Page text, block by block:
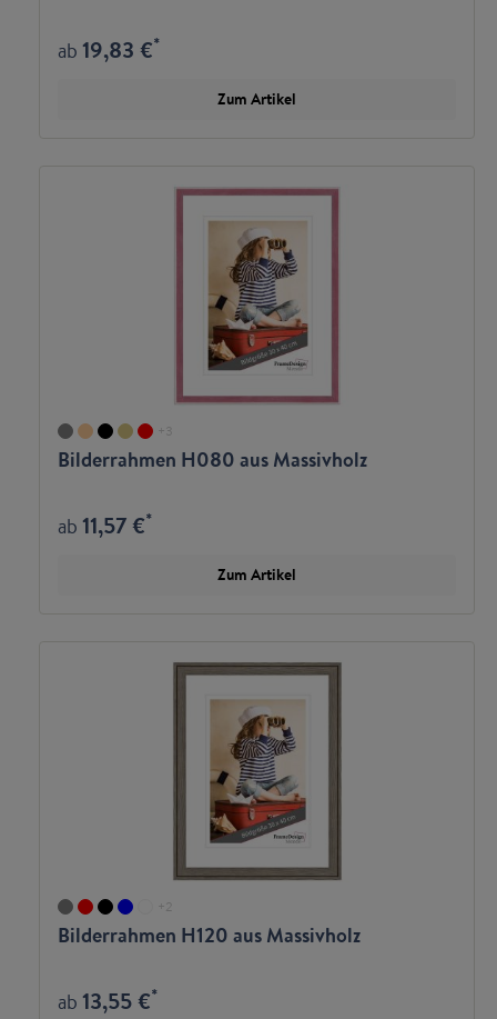
ab19,83 €*
Zum Artikel
+3
Bilderrahmen H080 aus Massivholz
ab11,57 €*
Zum Artikel
+2
Bilderrahmen H120 aus Massivholz
ab13,55 €*